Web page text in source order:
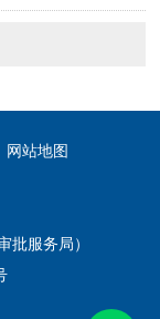
网站地图
批服务局）